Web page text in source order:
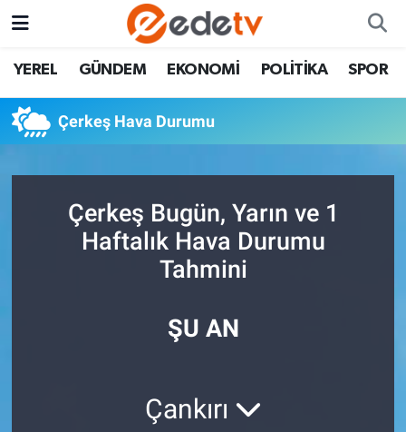
YEREL GÜNDEM EKONOMİ POLİTİKA SPOR
Çerkeş Hava Durumu
Çerkeş Bugün, Yarın ve 1
Haftalık Hava Durumu
Tahmini
ŞU AN
Çankırı